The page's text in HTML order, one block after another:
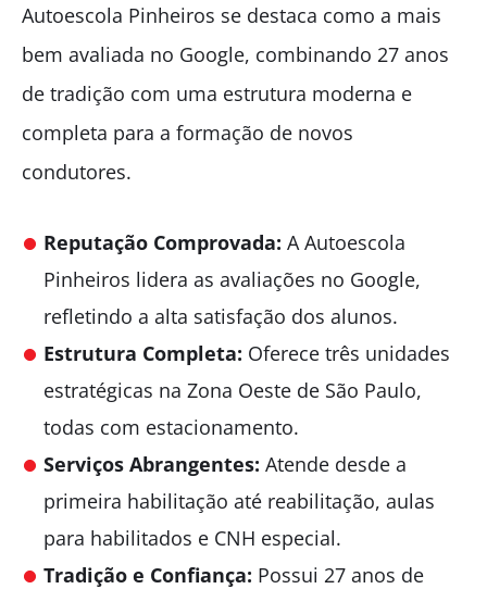
Autoescola Pinheiros se destaca como a mais
bem avaliada no Google, combinando 27 anos
de tradição com uma estrutura moderna e
completa para a formação de novos
condutores.
Reputação Comprovada: A Autoescola
Pinheiros lidera as avaliações no Google,
refletindo a alta satisfação dos alunos.
Estrutura Completa: Oferece três unidades
estratégicas na Zona Oeste de São Paulo,
todas com estacionamento.
Serviços Abrangentes: Atende desde a
primeira habilitação até reabilitação, aulas
para habilitados e CNH especial.
Tradição e Confiança: Possui 27 anos de